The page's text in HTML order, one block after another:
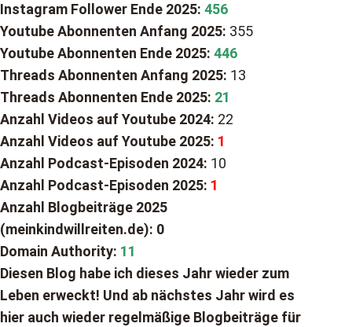
Instagram Follower Ende 2025: 456
Youtube Abonnenten Anfang 2025: 355
Youtube Abonnenten Ende 2025: 446
Threads Abonnenten Anfang 2025: 13
Threads Abonnenten Ende 2025: 21
Anzahl Videos auf Youtube 2024: 22
Anzahl Videos auf Youtube 2025: 1
Anzahl Podcast-Episoden 2024: 10
Anzahl Podcast-Episoden 2025: 1
Anzahl Blogbeiträge 2025
(meinkindwillreiten.de): 0
Domain Authority: 11
Diesen Blog habe ich dieses Jahr wieder zum
Leben erweckt! Und ab nächstes Jahr wird es
hier auch wieder regelmäßige Blogbeiträge für